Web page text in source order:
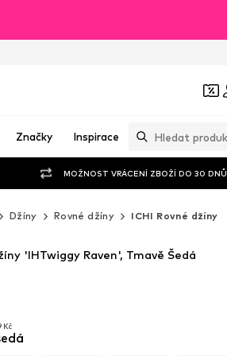
Značky Inspirace
MOŽNOST VRÁCENÍ ZBOŽÍ DO 30 DNŮ
Džíny Rovné džíny ICHI Rovné džíny
Kč
Kč
'IHTwiggy Raven', Tmavě Šedá